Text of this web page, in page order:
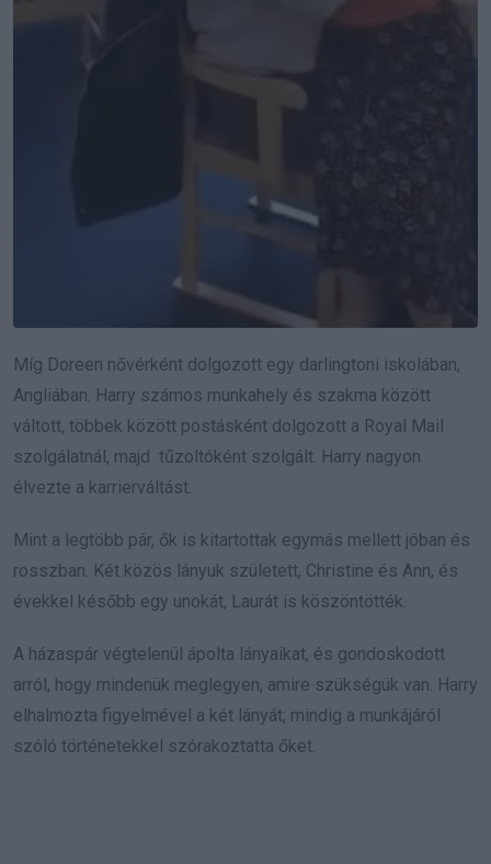
Míg Doreen nővérként dolgozott egy darlingtoni iskolában,
Angliában. Harry számos munkahely és szakma között
váltott, többek között postásként dolgozott a Royal Mail
szolgálatnál, majd tűzoltóként szolgált. Harry nagyon
élvezte a karrierváltást.
Mint a legtöbb pár, ők is kitartottak egymás mellett jóban és
rosszban. Két közös lányuk született, Christine és Ann, és
évekkel később egy unokát, Laurát is köszöntötték.
A házaspár végtelenül ápolta lányaikat, és gondoskodott
arról, hogy mindenük meglegyen, amire szükségük van. Harry
elhalmozta figyelmével a két lányát; mindig a munkájáról
szóló történetekkel szórakoztatta őket.